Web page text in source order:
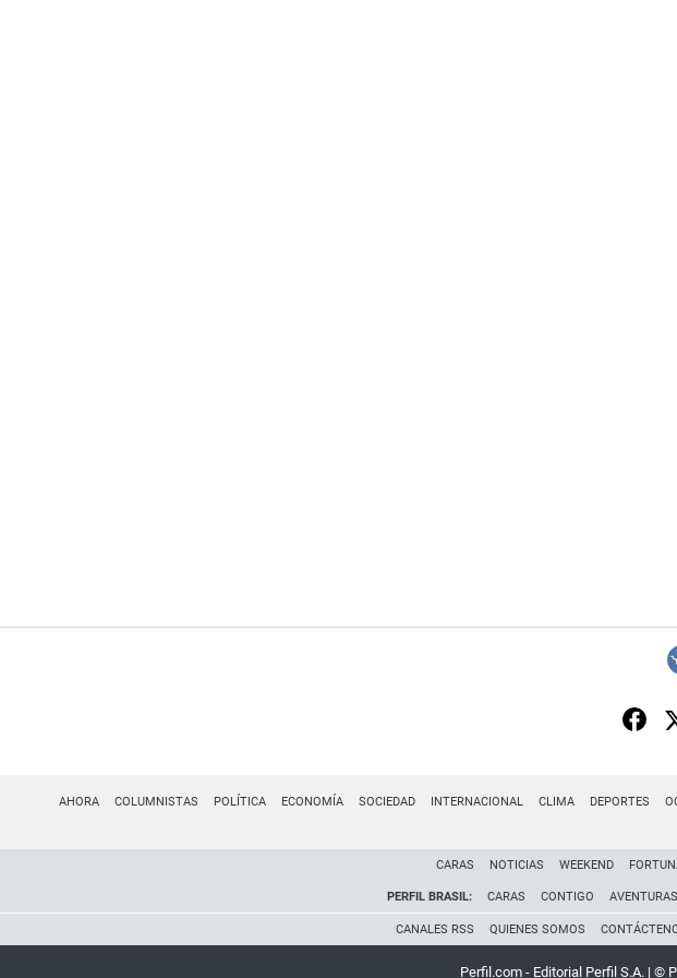
AHORA COLUMNISTAS POLÍTICA ECONOMÍA SOCIEDAD INTERNACIONAL CLIMA DEPORTES
CARAS NOTICIAS WEEKEND
PERFIL BRASIL: CARAS CONTIGO
CANALES RSS QUIENES SOMOS
Perfil.com - Editorial Perfil S.A.| ©